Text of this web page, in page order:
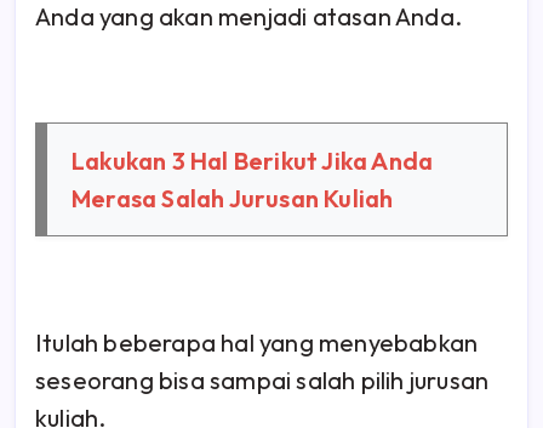
Anda yang akan menjadi atasan Anda.
Lakukan 3 Hal Berikut Jika Anda
Merasa Salah Jurusan Kuliah
Itulah beberapa hal yang menyebabkan
seseorang bisa sampai salah pilih jurusan
kuliah.